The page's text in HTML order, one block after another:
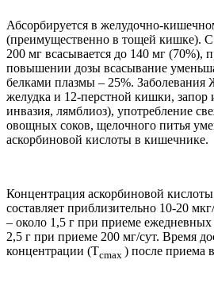
Абсорбируется в желудочно-
(преимущественно в тощей кишке).
200 мг всасывается до 140 мг (70%),
повышении дозы всасывание
белками плазмы – 25%. Заболевания
желудка и 12-перстной кишки, запор
инвазия, лямблиоз), употребление
овощных соков, щелочного питья
аскорбиновой кислоты в кишечнике.
Концентрация аскорбиновой
составляет приблизительно 10-20
– около 1,5 г при приеме
2,5 г при приеме 200 мг/сут. Время
концентрации (Tсmax ) после приема